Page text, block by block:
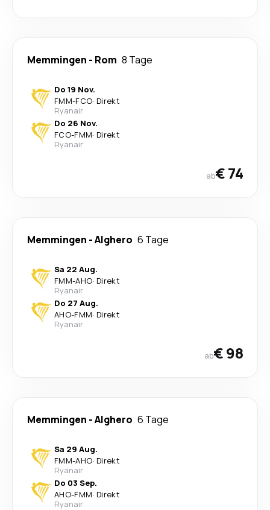
Memmingen - Rom 8 Tage
Do 19 Nov.
FMM-FCO· Direkt
Ryanair
Do 26 Nov.
FCO-FMM· Direkt
Ryanair
ab€ 74
Memmingen -Alghero 6 Tage
Sa 22 Aug.
FMM-AHO· Direkt
Ryanair
Do 27 Aug.
AHO-FMM· Direkt
Ryanair
ab€ 98
Memmingen -Alghero 6 Tage
Sa 29 Aug.
FMM-AHO· Direkt
Ryanair
Do 03 Sep.
AHO-FMM· Direkt
Ryanair